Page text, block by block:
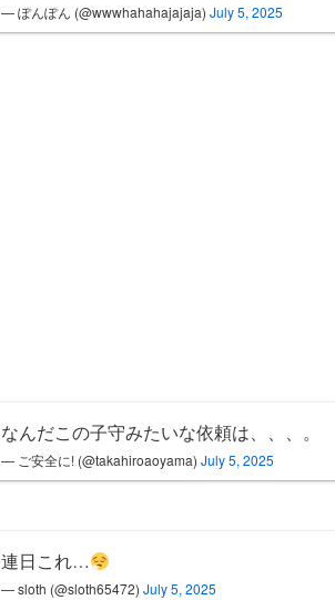
— ぽんぽん (@wwwhahahajajaja) July 5, 2025
なんだこの子守みたいな依頼は、、、。
— ご安全に! (@takahiroaoyama) July 5, 2025
連日これ…
— sloth (@sloth65472) July 5, 2025